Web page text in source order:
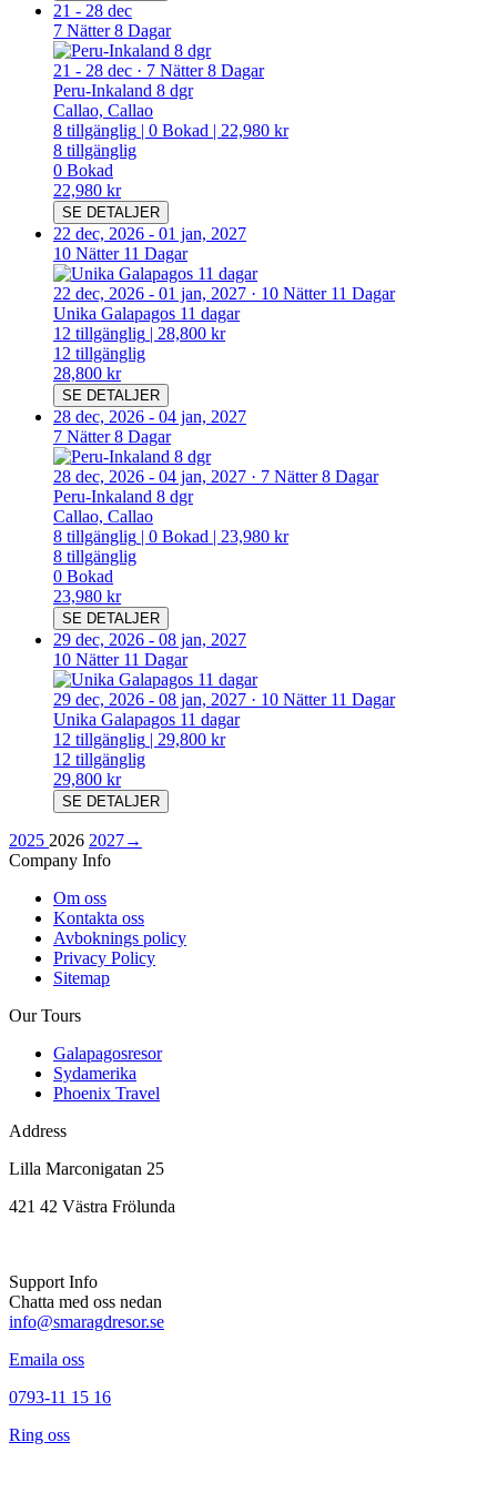
21 - 28 dec
7 Nätter 8 Dagar
21 - 28 dec · 7 Nätter 8 Dagar
Peru-Inkaland 8 dgr
Callao, Callao
8 tillgänglig | 0 Bokad | 22,980 kr
8 tillgänglig
0 Bokad
22,980 kr
SE DETALJER
22 dec, 2026 - 01 jan, 2027
10 Nätter 11 Dagar
22 dec, 2026 - 01 jan, 2027 · 10 Nätter 11 Dagar
Unika Galapagos 11 dagar
12 tillgänglig | 28,800 kr
12 tillgänglig
28,800 kr
SE DETALJER
28 dec, 2026 - 04 jan, 2027
7 Nätter 8 Dagar
28 dec, 2026 - 04 jan, 2027 · 7 Nätter 8 Dagar
Peru-Inkaland 8 dgr
Callao, Callao
8 tillgänglig | 0 Bokad | 23,980 kr
8 tillgänglig
0 Bokad
23,980 kr
SE DETALJER
29 dec, 2026 - 08 jan, 2027
10 Nätter 11 Dagar
29 dec, 2026 - 08 jan, 2027 · 10 Nätter 11 Dagar
Unika Galapagos 11 dagar
12 tillgänglig | 29,800 kr
12 tillgänglig
29,800 kr
SE DETALJER
2025 2026 2027→
Company Info
Om oss
Kontakta oss
Avboknings policy
Privacy Policy
Sitemap
Our Tours
Galapagosresor
Sydamerika
Phoenix Travel
Address
Lilla Marconigatan 25
421 42 Västra Frölunda
Support Info
Chatta med oss nedan
info@smaragdresor.se
Emaila oss
0793-11 15 16
Ring oss